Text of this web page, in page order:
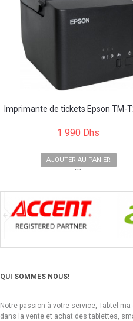
Imprimante de tickets Epson TM-
1 990 Dhs
AJOUTER AU PANIER
```
QUI SOMMES NOUS!
Notre passion à votre service,
dans la vente et achat des tablettes,